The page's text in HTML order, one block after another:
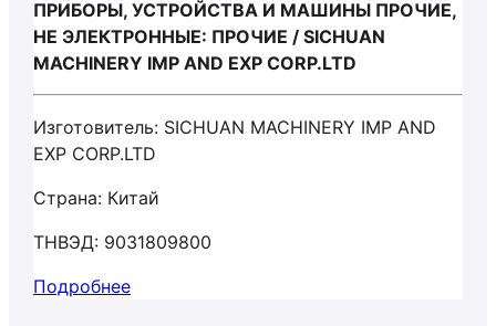
ПРИБОРЫ, УСТРОЙСТВА И МАШИНЫ ПРОЧИЕ,
НЕ ЭЛЕКТРОННЫЕ: ПРОЧИЕ / SICHUAN
MACHINERY IMP AND EXP CORP.LTD
Изготовитель: SICHUAN MACHINERY IMP AND
EXP CORP.LTD
Страна: Китай
ТНВЭД: 9031809800
Подробнее